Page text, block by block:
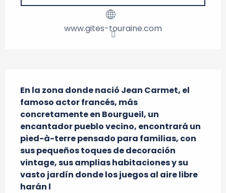
www.gites-touraine.com
En la zona donde nació Jean Carmet, el
famoso actor francés, más
concretamente en Bourgueil, un
encantador pueblo vecino, encontrará un
pied-à-terre pensado para familias, con
sus pequeños toques de decoración
vintage, sus amplias habitaciones y su
vasto jardín donde los juegos al aire libre
harán l